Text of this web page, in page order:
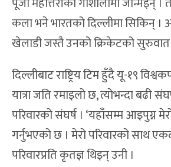
कला भने भारतको दिल्लीमा सिकिन् ।
खेलाडी जस्तै उनको क्रिकेटको सुरुवात
दिल्लीबाट राष्ट्रिय टिम हुँदै यू-१९
यात्रा जति रमाइलो छ, त्योभन्दा बढी
परिवारको संघर्ष । ‘यहाँसम्म आइपुग्न
गर्नुभएको छ । मेरो परिवारको साथ
परिवारप्रति कृतज्ञ थिइन् उनी ।